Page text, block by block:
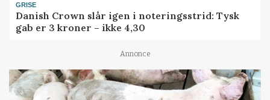
GRISE
Danish Crown slår igen i noteringsstrid: Tysk
gab er 3 kroner – ikke 4,30
Annonce